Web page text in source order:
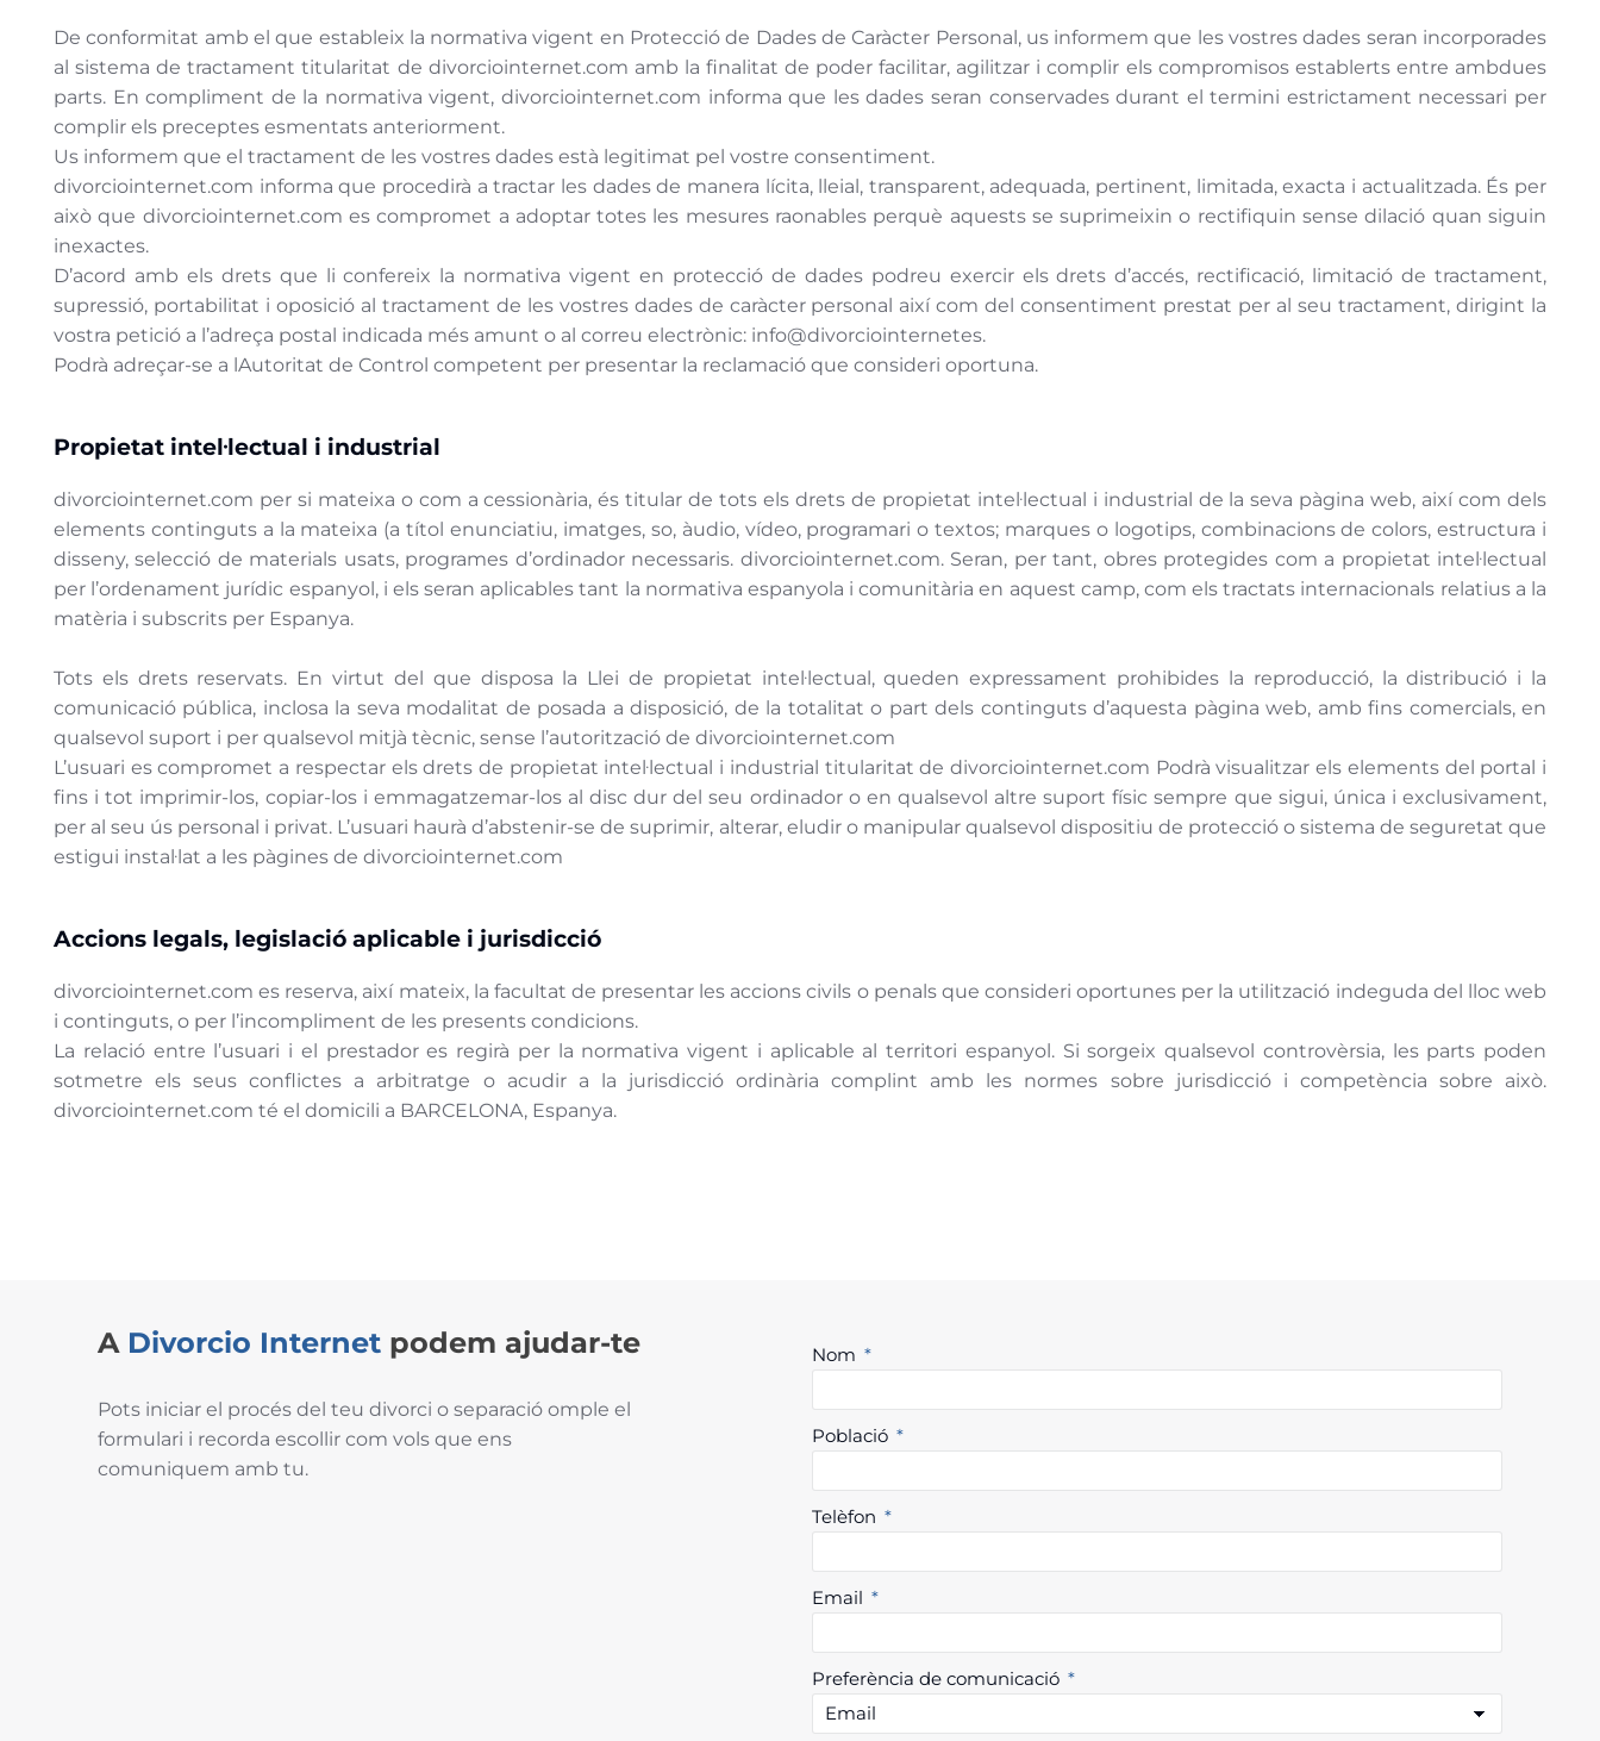
De conformitat amb el que estableix la normativa vigent en Protecció de Dades de Caràcter Personal, us informem que les vostres dades seran incorporades
al sistema de tractament titularitat de divorciointernet.com amb la finalitat de poder facilitar, agilitzar i complir els compromisos establerts entre ambdues
parts. En compliment de la normativa vigent, divorciointernet.com informa que les dades seran conservades durant el termini estrictament necessari per
complir els preceptes esmentats anteriorment.
Us informem que el tractament de les vostres dades està legitimat pel vostre consentiment.
divorciointernet.com informa que procedirà a tractar les dades de manera lícita, lleial, transparent, adequada, pertinent, limitada, exacta i actualitzada. És per
això que divorciointernet.com es compromet a adoptar totes les mesures raonables perquè aquests se suprimeixin o rectifiquin sense dilació quan siguin
inexactes.
D’acord amb els drets que li confereix la normativa vigent en protecció de dades podreu exercir els drets d’accés, rectificació, limitació de tractament,
supressió, portabilitat i oposició al tractament de les vostres dades de caràcter personal així com del consentiment prestat per al seu tractament, dirigint la
vostra petició a l’adreça postal indicada més amunt o al correu electrònic: info@divorciointernetes.
Podrà adreçar-se a lAutoritat de Control competent per presentar la reclamació que consideri oportuna.
Propietat intel·lectual i industrial
divorciointernet.com per si mateixa o com a cessionària, és titular de tots els drets de propietat intel·lectual i industrial de la seva pàgina web, així com dels
elements continguts a la mateixa (a títol enunciatiu, imatges, so, àudio, vídeo, programari o textos; marques o logotips, combinacions de colors, estructura i
disseny, selecció de materials usats, programes d’ordinador necessaris. divorciointernet.com. Seran, per tant, obres protegides com a propietat intel·lectual
per l’ordenament jurídic espanyol, i els seran aplicables tant la normativa espanyola i comunitària en aquest camp, com els tractats internacionals relatius a la
matèria i subscrits per Espanya.
Tots els drets reservats. En virtut del que disposa la Llei de propietat intel·lectual, queden expressament prohibides la reproducció, la distribució i la
comunicació pública, inclosa la seva modalitat de posada a disposició, de la totalitat o part dels continguts d’aquesta pàgina web, amb fins comercials, en
qualsevol suport i per qualsevol mitjà tècnic, sense l’autorització de divorciointernet.com
L’usuari es compromet a respectar els drets de propietat intel·lectual i industrial titularitat de divorciointernet.com Podrà visualitzar els elements del portal i
fins i tot imprimir-los, copiar-los i emmagatzemar-los al disc dur del seu ordinador o en qualsevol altre suport físic sempre que sigui, única i exclusivament,
per al seu ús personal i privat. L’usuari haurà d’abstenir-se de suprimir, alterar, eludir o manipular qualsevol dispositiu de protecció o sistema de seguretat que
estigui instal·lat a les pàgines de divorciointernet.com
Accions legals, legislació aplicable i jurisdicció
divorciointernet.com es reserva, així mateix, la facultat de presentar les accions civils o penals que consideri oportunes per la utilització indeguda del lloc web
i continguts, o per l’incompliment de les presents condicions.
La relació entre l’usuari i el prestador es regirà per la normativa vigent i aplicable al territori espanyol. Si sorgeix qualsevol controvèrsia, les parts poden
sotmetre els seus conflictes a arbitratge o acudir a la jurisdicció ordinària complint amb les normes sobre jurisdicció i competència sobre això.
divorciointernet.com té el domicili a BARCELONA, Espanya.
A Divorcio Internet podem ajudar-te
Pots iniciar el procés del teu divorci o separació omple el
formulari i recorda escollir com vols que ens
comuniquem amb tu.
Nom
Població
Telèfon
Email
Preferència de comunicació